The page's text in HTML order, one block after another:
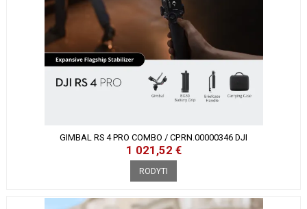
GIMBAL RS 4 PRO COMBO / CP.RN.00000346 DJI
1 021,52 €
RODYTI